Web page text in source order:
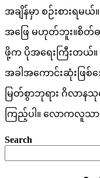
အချိန်မှာ စဉ်းစားရမ
အဖြေ မဟုတ်ဘူး။စိတ်
ဖို့က ပိုအရေးကြီးတယ်
အခါအကောင်းဆုံးဖြစ်
မြတ်စွာဘုရား ဂိလာန
ကြည့်ပါ။ လောကလူသ
Search